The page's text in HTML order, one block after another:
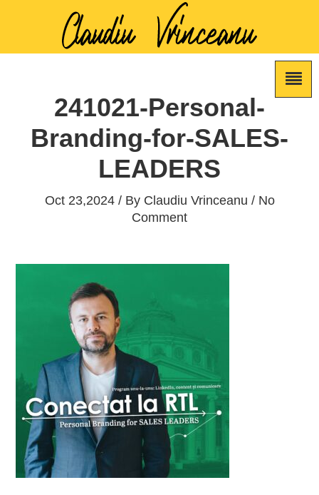
241021-Personal-
Branding-for-SALES-
LEADERS
Oct 23,2024 / By Claudiu Vrinceanu / No
Comment